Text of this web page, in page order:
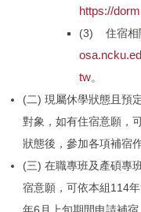
https://
(3) 住宿相
tw。
(二) 現屬休學狀態且預
對象，如有住宿意願，
狀態後，參加各項補宿作
(三) 在職專班及產碩專
宿意願，可依本組114